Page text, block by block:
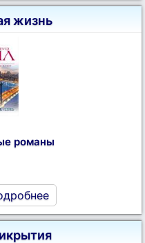
жизнь
романы